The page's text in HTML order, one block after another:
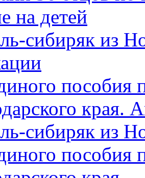
на детей
сибиряк из
пособия
края.
сибиряк из
пособия